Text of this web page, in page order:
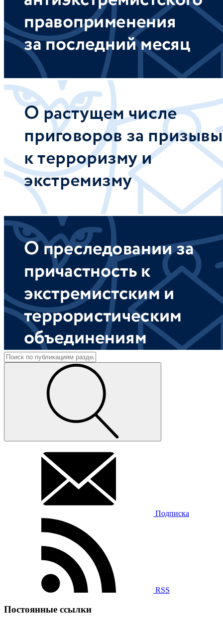
Подписка
RSS
Постоянные ссылки